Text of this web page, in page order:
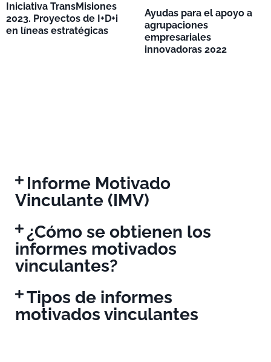
Iniciativa TransMisiones
2023. Proyectos de I+D+i
en líneas estratégicas
Ayudas para el apoyo a
agrupaciones
empresariales
innovadoras 2022
Informe Motivado
Vinculante (IMV)
¿Cómo se obtienen los
informes motivados
vinculantes?
Tipos de informes
motivados vinculantes